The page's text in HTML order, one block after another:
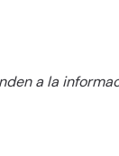
a la